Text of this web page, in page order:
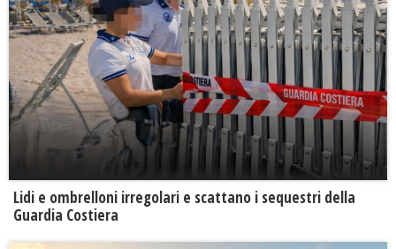
Lidi e ombrelloni irregolari e scattano i sequestri della
Guardia Costiera